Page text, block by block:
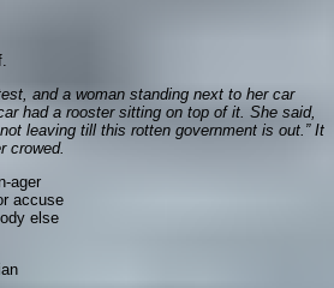
and a woman standing next to her car
had a rooster sitting on top of it. She said,
not leaving till this rotten government is out.” It
crowed.
ager
accuse
else